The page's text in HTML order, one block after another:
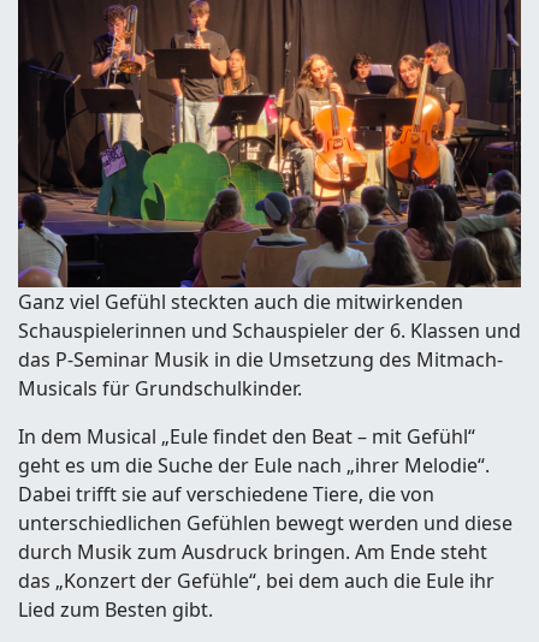
Ganz viel Gefühl steckten auch die mitwirkenden
Schauspielerinnen und Schauspieler der 6. Klassen und
das P-Seminar Musik in die Umsetzung des Mitmach-
Musicals für Grundschulkinder.
In dem Musical „Eule findet den Beat – mit Gefühl“
geht es um die Suche der Eule nach „ihrer Melodie“.
Dabei trifft sie auf verschiedene Tiere, die von
unterschiedlichen Gefühlen bewegt werden und diese
durch Musik zum Ausdruck bringen. Am Ende steht
das „Konzert der Gefühle“, bei dem auch die Eule ihr
Lied zum Besten gibt.